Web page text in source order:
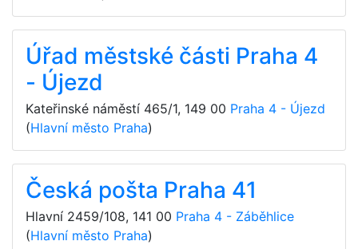
Úřad městské části Praha 4
- Újezd
Kateřinské náměstí 465/1, 149 00 Praha 4 - Újezd
(Hlavní město Praha)
Česká pošta Praha 41
Hlavní 2459/108, 141 00 Praha 4 - Záběhlice
(Hlavní město Praha)